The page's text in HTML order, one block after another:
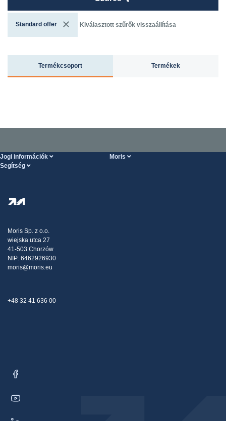
Standard offer Kiválasztott szűrők visszaállítása
Termékcsoport Termékek
Jogi információk Moris
Segítség
Kiszállítás
Panaszok
Moris Sp. z o.o.
wiejska utca 27
41-503 Chorzów
NIP: 6462926930
moris@moris.eu
+48 32 41 636 00